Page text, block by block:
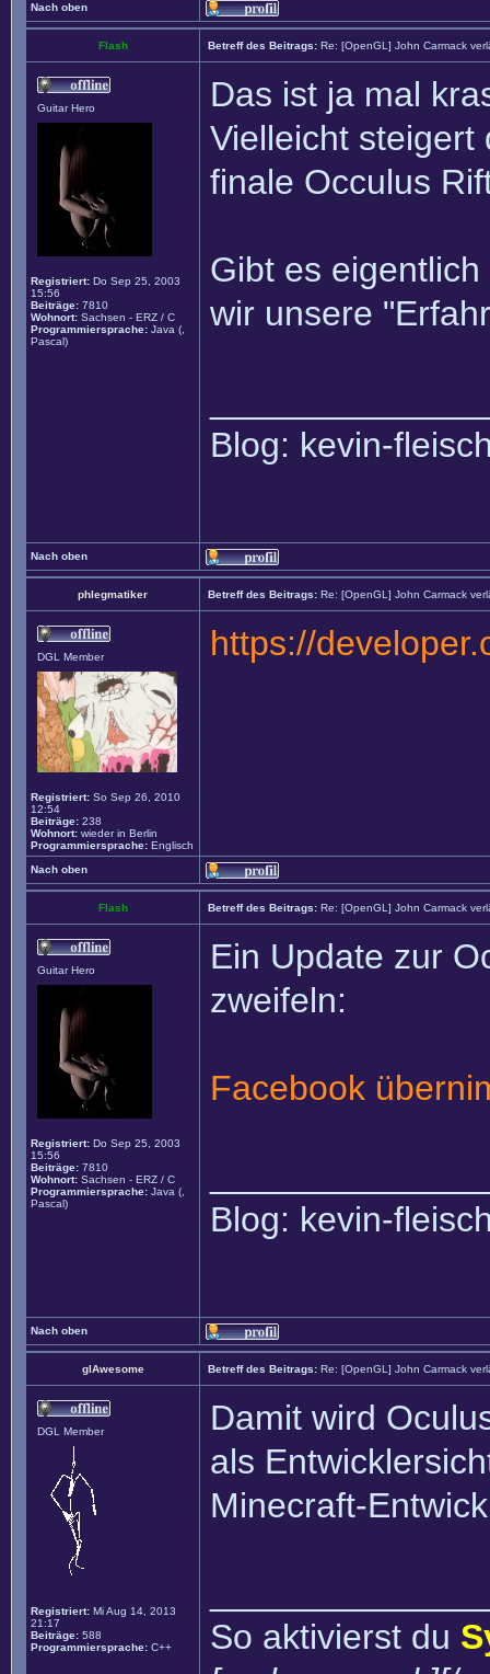
Nach oben
Flash Betreff des Beitrags: Re: [OpenGL] John Carmack
Guitar Hero
Registriert: Do Sep 25, 2003
15:56
Beiträge: 7810
Wohnort: Sachsen - ERZ / C
Programmiersprache: Java (,
Pascal)
Das ist ja mal
Vielleicht steigert
finale Occulus
Gibt es
wir unsere
Blog: kevin-
Nach oben
phlegmatiker Betreff des Beitrags: Re: [OpenGL] John Carmack
DGL Member
Registriert: So Sep 26, 2010
12:54
Beiträge: 238
Wohnort: wieder in Berlin
Programmiersprache: Englisch
https://
Nach oben
Flash Betreff des Beitrags: Re: [OpenGL] John Carmack
Guitar Hero
Registriert: Do Sep 25, 2003
15:56
Beiträge: 7810
Wohnort: Sachsen - ERZ / C
Programmiersprache: Java (,
Pascal)
Ein Update zur
zweifeln:
Facebook
Blog: kevin-
Nach oben
glAwesome Betreff des Beitrags: Re: [OpenGL] John Carmack
DGL Member
Registriert: Mi Aug 14, 2013
21:17
Beiträge: 588
Programmiersprache: C++
Damit wird
als
Minecraft-
So aktivierst du